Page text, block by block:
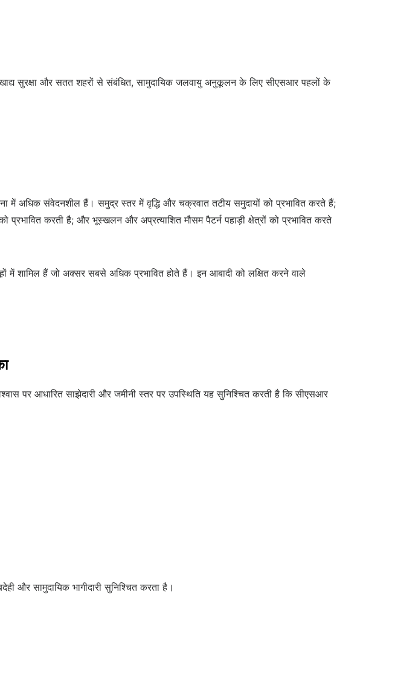
खाद्य सुरक्षा और सतत शहरों से संबंधित, सामुदायिक जलवायु अनुकूलन के लिए सीएसआर पहलों के
में अधिक संवेदनशील हैं। समुद्र स्तर में वृद्धि और चक्रवात तटीय समुदायों को प्रभावित करते हैं;
करती है; और भूस्खलन और अप्रत्याशित मौसम पैटर्न पहाड़ी क्षेत्रों को प्रभावित करते
में शामिल हैं जो अक्सर सबसे अधिक प्रभावित होते हैं। इन आबादी को लक्षित करने वाले
पर आधारित साझेदारी और जमीनी स्तर पर उपस्थिति यह सुनिश्चित करती है कि सीएसआर
और सामुदायिक भागीदारी सुनिश्चित करता है।